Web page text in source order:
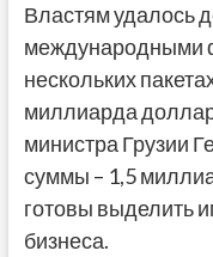
Властям удалось
международными
нескольких
миллиарда
министра Грузии
суммы – 1,5
готовы выделить
бизнеса.